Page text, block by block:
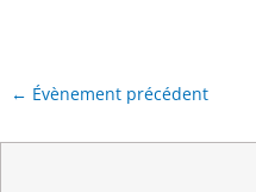
← Évènement précédent